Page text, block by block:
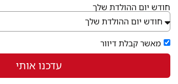
חודש יום ההולדת שלך
מאשר קבלת דיוור
עדכנו אותי